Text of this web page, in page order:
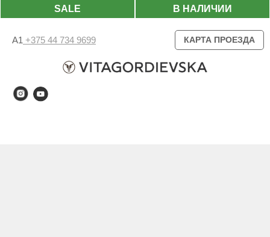
В НАЛИЧИИ
SALE
А1 +375 44 734 9699 КАРТА ПРОЕЗДА